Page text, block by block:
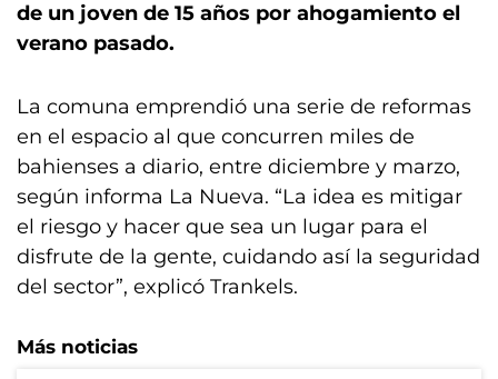
de un joven de 15 años por ahogamiento el
verano pasado.
La comuna emprendió una serie de reformas
en el espacio al que concurren miles de
bahienses a diario, entre diciembre y marzo,
según informa La Nueva. “La idea es mitigar
el riesgo y hacer que sea un lugar para el
disfrute de la gente, cuidando así la seguridad
del sector”, explicó Trankels.
Más noticias